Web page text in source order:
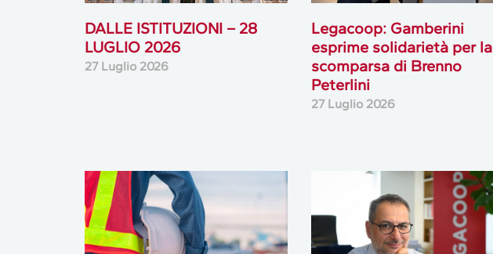
DALLE ISTITUZIONI – 28
LUGLIO 2026
27 Luglio 2026
Legacoop: Gamberini
esprime solidarietà per la
scomparsa di Brenno
Peterlini
27 Luglio 2026